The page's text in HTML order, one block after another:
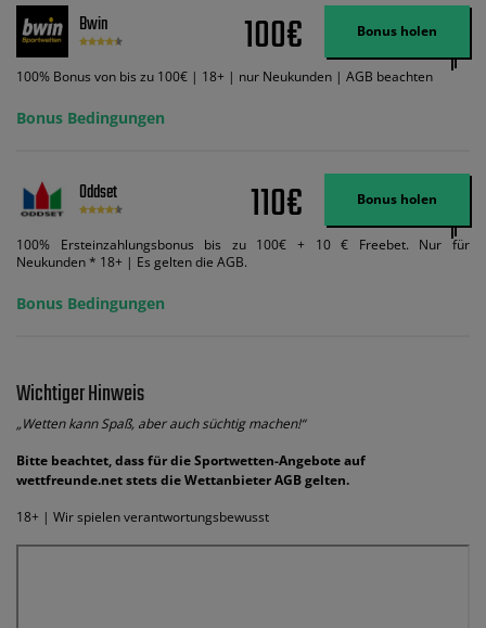
Wett-Credits aus. Es gelten die AGB, Zeitlimits und Ausnahmen. Der Bonus-
Code VIPANGEBOT kann während der Anmeldung benutzt werden, jedoch
ändert dies den Angebotsbetrag in keinster Weise.
Bwin 100€ Bonus holen
100% Bonus von bis zu 100€ | 18+ | nur Neukunden | AGB beachten
Bonus Bedingungen
Oddset 110€ Bonus holen
100% Ersteinzahlungsbonus bis zu 100€ + 10 € Freebet. Nur für
Neukunden * 18+ | Es gelten die AGB.
Bonus Bedingungen
Wichtiger Hinweis
„Wetten kann Spaß, aber auch süchtig machen!“
Bitte beachtet, dass für die Sportwetten-Angebote auf
wettfreunde.net stets die Wettanbieter AGB gelten.
18+ | Wir spielen verantwortungsbewusst